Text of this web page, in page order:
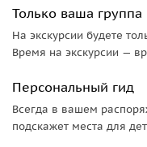
Пройдем этот
видя, как ночное небо
солнца.
видом,
Рассвет на горе
Только ваша группа
На экскурсии будете
Время на экскурсии —
Персональный гид
Всегда в вашем
подскажет места для